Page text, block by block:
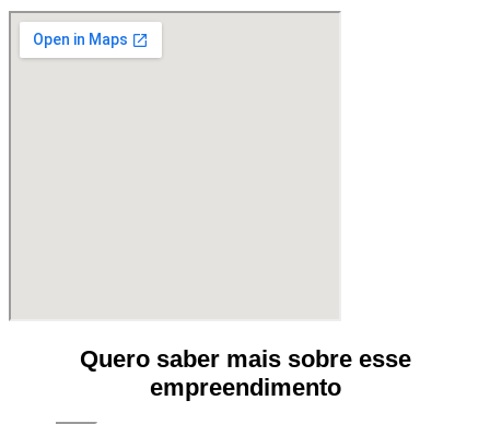
Quero saber mais sobre esse
empreendimento